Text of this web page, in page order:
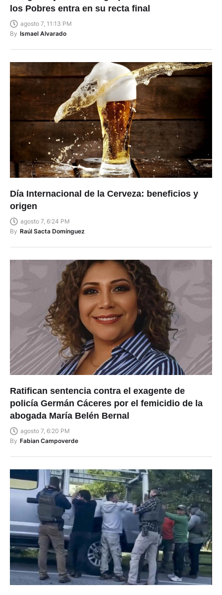
los Pobres entra en su recta final
agosto 7, 11:13 PM
By Ismael Alvarado
Día Internacional de la Cerveza: beneficios y
origen
agosto 7, 6:24 PM
By Raúl Sacta Domínguez
Ratifican sentencia contra el exagente de
policía Germán Cáceres por el femicidio de la
abogada María Belén Bernal
agosto 7, 6:20 PM
By Fabian Campoverde